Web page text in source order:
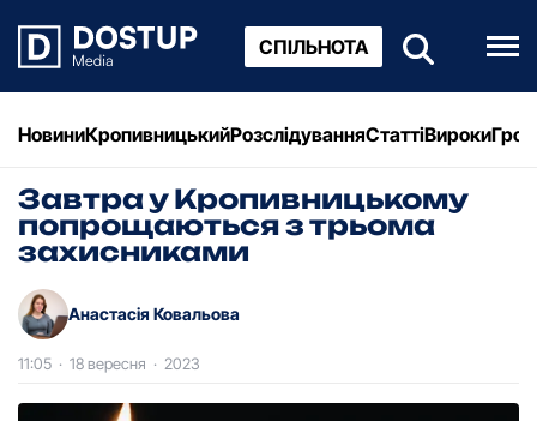
СПІЛЬНОТА
НовиниКропивницькийРозслідуванняСтаттіВироки
Завтpа у Кpопивницькому
попpощаються з тpьома
захисниками
Анастасія Ковальова
11:05 · 18 вересня · 2023